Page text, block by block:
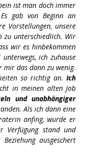
ist man doch immer
gab von Beginn an
Vorstellungen, unsere
zu unterschiedlich. Wir
wir es hinbekommen
ich zuhause
mir das dann zu wenig.
so richtig an. Ich
in meinen alten Job
und unabhängiger
Als ich dann eine
anfing, wurde er
Verfügung stand und
ausgeschert